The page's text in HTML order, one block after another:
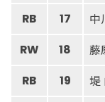
RB 17 中
RW 18 藤
RB 19 堤